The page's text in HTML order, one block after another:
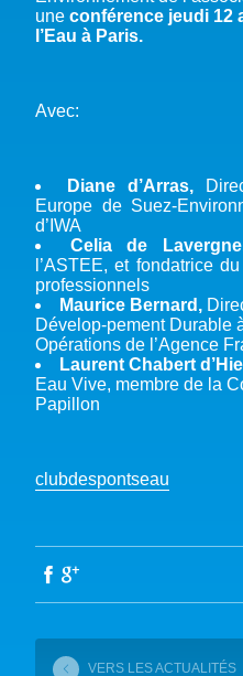
CRISE UKRAINIENNE 2022
AUTRES EXPERTISES
COP16 BIODIVERSITÉ – CALI 2024
FORUM MONDIAL DE L’EAU – BALI
CONFÉRENCE ONU SUR L’EAU –
une conférence jeudi 12
l’Eau à Paris.
Avec:
Diane d’Arras,
Europe de Suez-
d’IWA
Celia de
l’ASTEE, et fondatrice
professionnels
Maurice Bernard,
Dévelop-pement Durable
Opérations de l’Agence
Laurent Chabert
Eau Vive, membre de la
Papillon
clubdespontseau
VERS LES ACTUALITÉS